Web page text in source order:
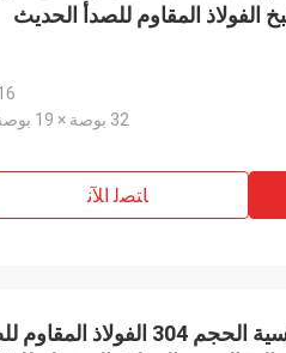
الفولاذ المقاوم للصدأ الحديث
304/
32 بوصة × 19 بوصة × 10 بوصة أو حسب الطلب
ﺎﺘﺼﻟ ﺍﻶﻧ
مصنع المبيعات المباشرة القياسية